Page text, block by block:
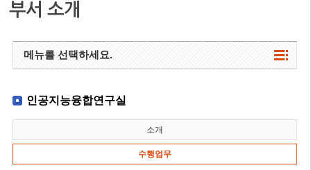
부서 소개
메뉴를 선택하세요.
인공지능융합연구실
소개
수행업무